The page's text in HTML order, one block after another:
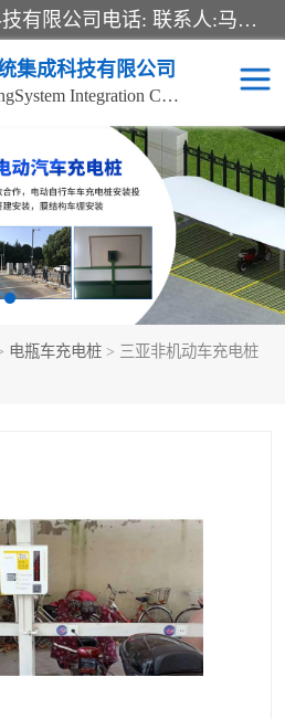
苏州迈凯隆系统集成科技有限公司电话: 联系人:马杰森 销售安装视频监控、报警系统、电话交换机、门禁考勤、巡更系统、呼叫对讲系统、停车场道闸、智能家居、广播系统、综合布线、办公设备、电子商务软件、网络工程、酒店门锁系列 系统集成、VOD视频点播、LED显示屏、节能产品、USP电源、收银机等弱电及智能化项目。
集成科技有限公司
Suzhou MaikailongSystem Integration Co., Ltd.
电瓶车充电桩 > 三亚非机动车充电桩
电瓶车充电桩
两轮电动车充电桩